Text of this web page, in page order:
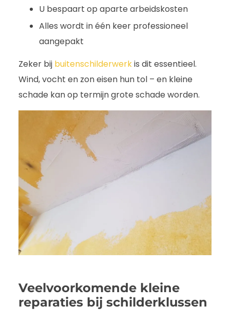
U bespaart op aparte arbeidskosten
Alles wordt in één keer professioneel
aangepakt
Zeker bij buitenschilderwerkis dit essentieel.
Wind, vocht en zon eisen hun tol – en kleine
schade kan op termijn grote schade worden.
Veelvoorkomende kleine
reparaties bij schilderklussen